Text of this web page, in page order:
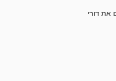
את דורי